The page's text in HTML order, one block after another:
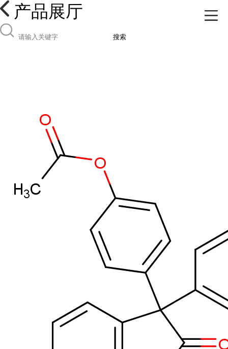
产品展厅
搜索